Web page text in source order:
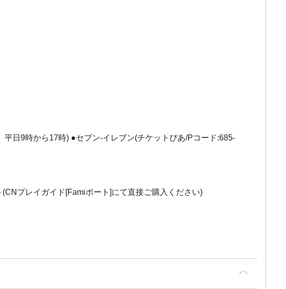
日9時から17時) ●セブン-イレブン(チケットぴあ/Pコード:685-
プレイガイド[Famiポート]にて直接ご購入ください)